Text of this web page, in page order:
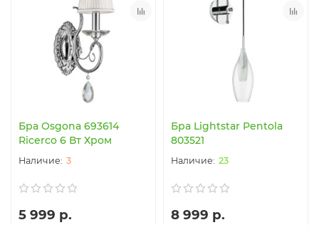
Бра Osgona 693614
Ricerco 6 Вт Хром
3
5 999 р.
Бра Lightstar Pentola
803521
23
8 999 р.